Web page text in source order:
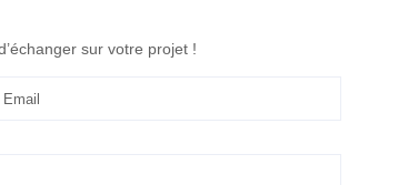
sur votre projet !